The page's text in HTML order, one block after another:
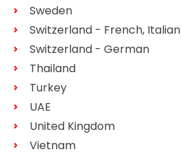
Sweden
Switzerland - French, Italian
Switzerland - German
Thailand
Turkey
UAE
United Kingdom
Vietnam